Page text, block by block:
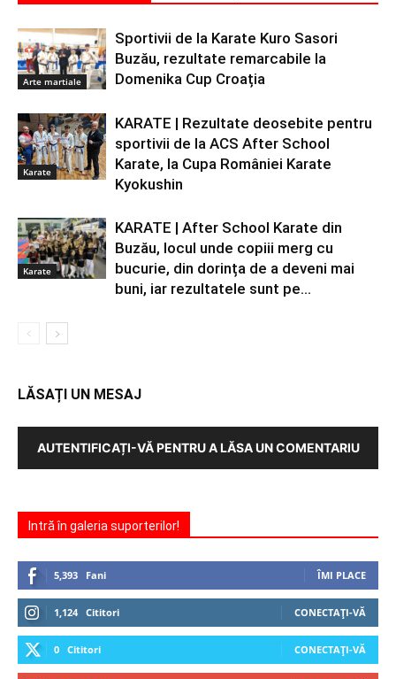
Arte martiale
Sportivii de la Karate Kuro Sasori
Buzău, rezultate remarcabile la
Domenika Cup Croația
Karate
KARATE | Rezultate deosebite pentru
sportivii de la ACS After School
Karate, la Cupa României Karate
Kyokushin
Karate
KARATE | After School Karate din
Buzău, locul unde copiii merg cu
bucurie, din dorința de a deveni mai
buni, iar rezultatele sunt pe...
LĂSAȚI UN MESAJ
AUTENTIFICAȚI-VĂ PENTRU A LĂSA UN COMENTARIU
Intră în galeria suporterilor!
5,393 Fani ÎMI PLACE
1,124 Cititori CONECTAȚI-VĂ
0 Cititori CONECTAȚI-VĂ